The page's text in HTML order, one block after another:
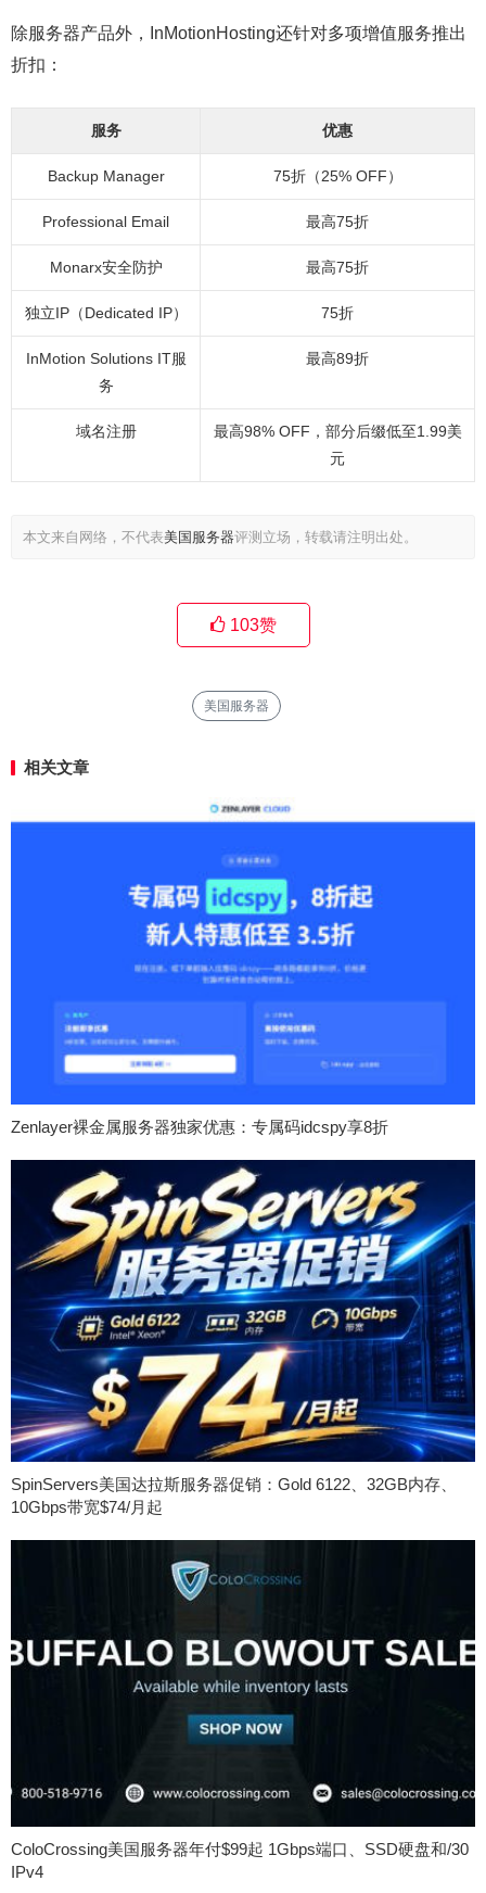
除服务器产品外，InMotionHosting还针对多项增值服务推出
折扣：
服务 优惠
Backup Manager 75折（25% OFF）
Professional Email 最高75折
Monarx安全防护 最高75折
独立IP（Dedicated IP） 75折
InMotion Solutions IT服
务
最高89折
域名注册
最高98% OFF，部分后缀低至1.99美
元
本文来自网络，不代表美国服务器评测立场，转载请注明出处。
103赞
美国服务器
相关文章
Zenlayer裸金属服务器独家优惠：专属码idcspy享8折
SpinServers美国达拉斯服务器促销：Gold 6122、32GB内存、
10Gbps带宽$74/月起
ColoCrossing美国服务器年付$99起 1Gbps端口、SSD硬盘和/30
IPv4